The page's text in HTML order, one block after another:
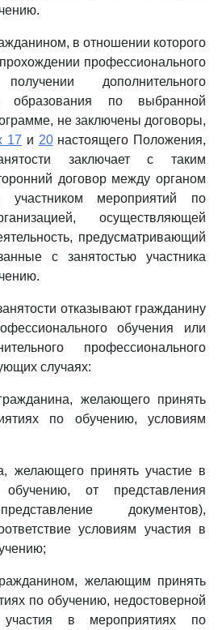
в отношении которого
профессионального
дополнительного
образования по выбранной
не заключены договоры,
17 и 20настоящего Положения,
заключает с таким
договор между органом
участником мероприятий по
осуществляющей
предусматривающий
с занятостью участника
отказывают гражданину
обучения или
профессионального
случаях:
желающего принять
по обучению, условиям
желающего принять участие в
от представления
документов),
условиям участия в
желающим принять
по обучению, недостоверной
в мероприятиях по